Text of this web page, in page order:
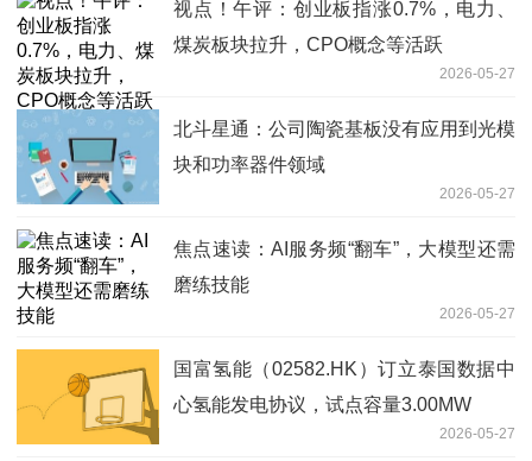
视点！午评：创业板指涨0.7%，电力、
煤炭板块拉升，CPO概念等活跃
2026-05-27
北斗星通：公司陶瓷基板没有应用到光模
块和功率器件领域
2026-05-27
焦点速读：AI服务频“翻车”，大模型还需
磨练技能
2026-05-27
国富氢能（02582.HK）订立泰国数据中
心氢能发电协议，试点容量3.00MW
2026-05-27